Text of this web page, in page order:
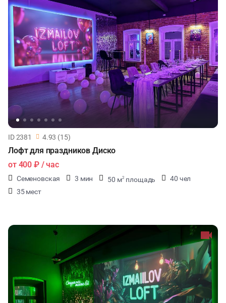
ID 2381 4.93 (15)
Лофт для праздников Диско
от 400 ₽/ час
Семеновская 3 мин 50 м2 площадь
40 чел
35 мест